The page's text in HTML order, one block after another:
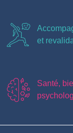
et
Santé,